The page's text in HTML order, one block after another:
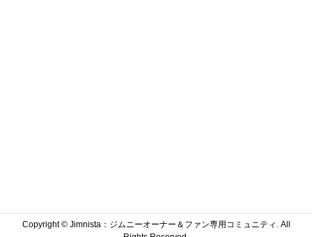
Copyright ©Jimnista：ジムニーオーナー＆ファン専用コミュニティ. All